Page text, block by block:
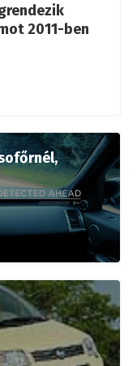
2011-ben